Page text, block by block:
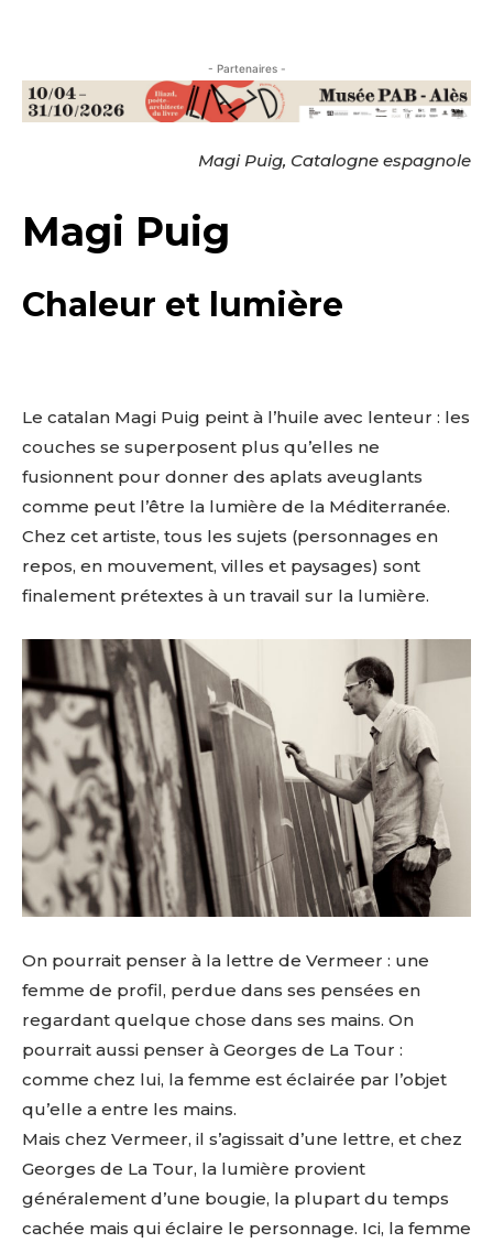
- Partenaires -
Magi Puig, Catalogne espagnole
Magi Puig
Chaleur et lumière
Le catalan Magi Puig peint à l’huile avec lenteur : les
couches se superposent plus qu’elles ne
fusionnent pour donner des aplats aveuglants
comme peut l’être la lumière de la Méditerranée.
Chez cet artiste, tous les sujets (personnages en
repos, en mouvement, villes et paysages) sont
finalement prétextes à un travail sur la lumière.
On pourrait penser à la lettre de Vermeer : une
femme de profil, perdue dans ses pensées en
regardant quelque chose dans ses mains. On
pourrait aussi penser à Georges de La Tour :
comme chez lui, la femme est éclairée par l’objet
qu’elle a entre les mains.
Mais chez Vermeer, il s’agissait d’une lettre, et chez
Georges de La Tour, la lumière provient
généralement d’une bougie, la plupart du temps
cachée mais qui éclaire le personnage. Ici, la femme